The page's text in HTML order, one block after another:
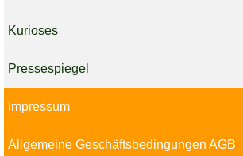
Kurioses
Pressespiegel
Impressum
Allgemeine Geschäftsbedingungen AGB